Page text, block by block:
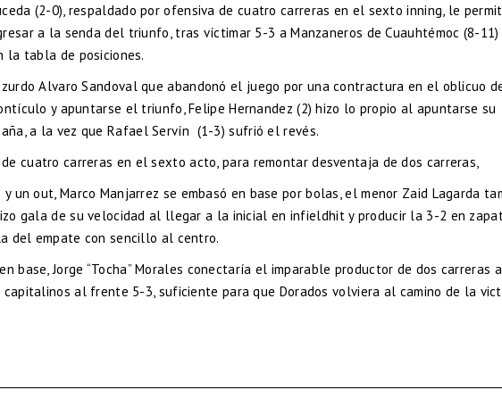
(2-0), respaldado por ofensiva de cuatro carreras en el sexto inning, le
a la senda del triunfo, tras víctimar 5-3 a Manzaneros de Cuauhtémoc (8-11)
la tabla de posiciones.
Alvaro Sandoval que abandonó el juego por una contractura en el oblicuo
y apuntarse el triunfo, Felipe Hernandez (2) hizo lo propio al apuntarse su
a la vez que Rafael Servín (1-3) sufrió el revés.
de cuatro carreras en el sexto acto, para remontar desventaja de dos carreras,
un out, Marco Manjarrez se embasó en base por bolas, el menor Zaid Lagarda
gala de su velocidad al llegar a la inicial en infieldhit y producir la 3-2 en
del empate con sencillo al centro.
base, Jorge “Tocha” Morales conectaría el imparable productor de dos carreras
capitalinos al frente 5-3, suficiente para que Dorados volviera al camino de la